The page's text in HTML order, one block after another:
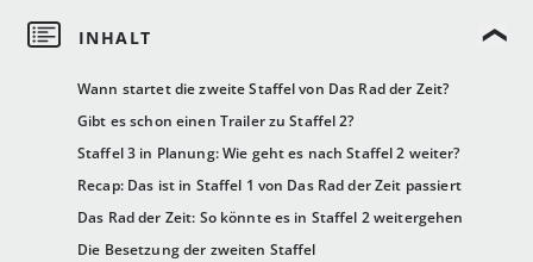
Wann startet die zweite Staffel von Das Rad der Zeit?
Gibt es schon einen Trailer zu Staffel 2?
Staffel 3 in Planung: Wie geht es nach Staffel 2 weiter?
Recap: Das ist in Staffel 1 von Das Rad der Zeit passiert
Das Rad der Zeit: So könnte es in Staffel 2 weitergehen
Die Besetzung der zweiten Staffel